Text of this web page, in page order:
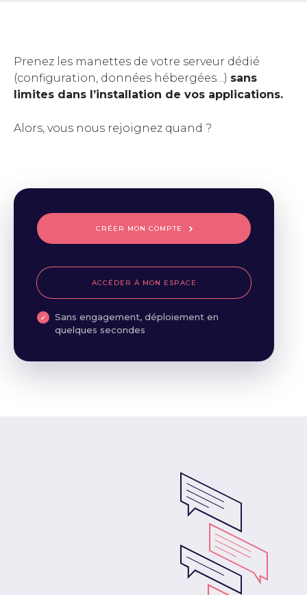
Prenez les manettes de votre serveur dédié
(configuration, données hébergées…) sans
limites dans l’installation de vos applications.
Alors, vous nous rejoignez quand ?
CRÉER MON COMPTE
ACCÉDER À MON ESPACE
Sans engagement, déploiement en
quelques secondes